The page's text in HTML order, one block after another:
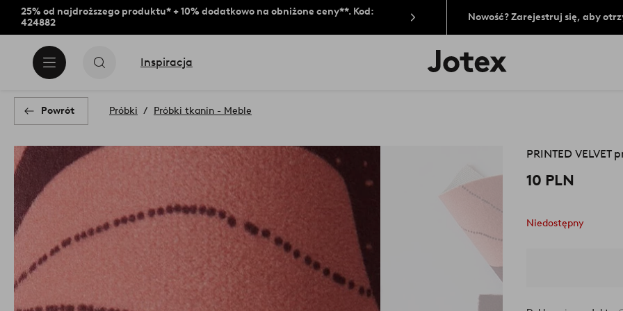
25% od najdroższego produktu* + 10% dodatkowo na obniżone ceny**. Kod:
424882
Nowość? Zarejestruj się, aby
Inspiracja
Logo
Jotex
Powrót Próbki Próbki tkanin - Meble
PRINTED
10 PLN
Niedostępny